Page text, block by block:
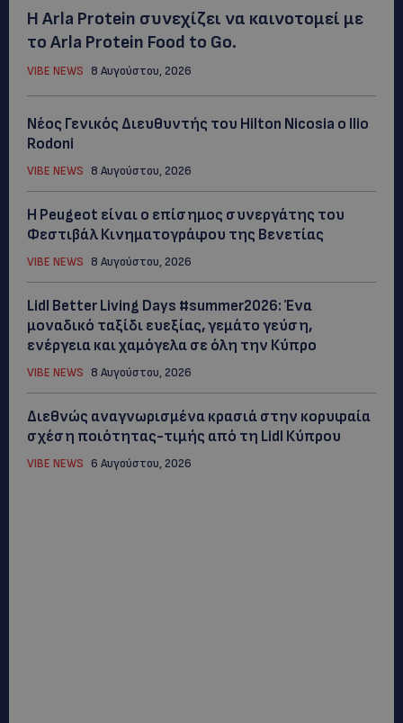
Η Arla Protein συνεχίζει να καινοτομεί με
το Arla Protein Food to Go.
VIBE NEWS 8 Αυγούστου, 2026
Νέος Γενικός Διευθυντής του Hilton Nicosia ο Ilio
Rodoni
VIBE NEWS 8 Αυγούστου, 2026
Η Peugeot είναι ο επίσημος συνεργάτης του
Φεστιβάλ Κινηματογράφου της Βενετίας
VIBE NEWS 8 Αυγούστου, 2026
Lidl Better Living Days #summer2026: Ένα
μοναδικό ταξίδι ευεξίας, γεμάτο γεύση,
ενέργεια και χαμόγελα σε όλη την Κύπρο
VIBE NEWS 8 Αυγούστου, 2026
Διεθνώς αναγνωρισμένα κρασιά στην κορυφαία
σχέση ποιότητας-τιμής από τη Lidl Κύπρου
VIBE NEWS 6 Αυγούστου, 2026